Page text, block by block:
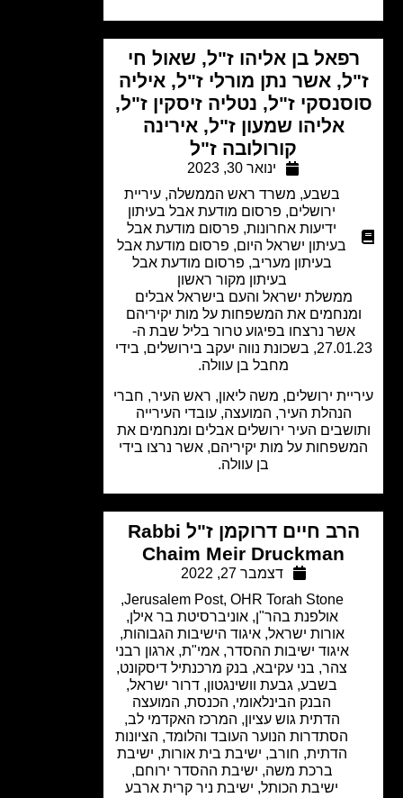
בן אליהו ז"ל, שאול חי
אשר נתן מורלי ז"ל, איליה
ז"ל, נטליה זיסקין ז"ל,
אליהו שמעון ז"ל, אירינה
קורולובה ז"ל
ינואר 30, 2023
משרד ראש הממשלה,עיריית
,פרסום מודעת אבל בעיתון
ידיעות אחרונות,פרסום מודעת אבל
בעיתון ישראל היום,פרסום מודעת אבל
בעיתון מעריב, פרסום מודעת אבל
בעיתון מקור ראשון
ממשלת ישראל והעם בישראל אבלים
את המשפחות על מות יקיריהם
אשר נרצחו בפיגוע טרור בליל שבת ה-
27.01.23, בשכונת נווה יעקב בירושלים, בידי
מחבל בן עוולה.
ירושלים, משה ליאון, ראש העיר, חברי
הנהלת העיר, המועצה, עובדי העירייה
העיר ירושלים אבלים ומנחמים את
על מות יקיריהם, אשר נרצו בידי
בן עוולה.
הרב חיים דרוקמן ז"ל Rabbi
Chaim Meir Druckman
דצמבר 27, 2022
Jerusalem Post,OHR Torah Stone
אולפנת בהר"ן,אוניברסיטת בר אילן ,
אורות ישראל, איגוד הישיבות הגבוהות,
איגוד ישיבות ההסדר ,אמי"ת, ארגון רבני
בני עקיבא, בנק מרכנתיל דיסקונט,
גבעת וושינגטון,דרור ישראל,
הבנק הבינלאומי,הכנסת,המועצה
הדתית גוש עציון,המרכז האקדמי לב,
הסתדרות הנוער העובד והלומד,הציונות
,חורב,ישיבת בית אורות,ישיבת
ברכת משה,ישיבת ההסדר ירוחם,
ישיבת הכותל, ישיבת ניר קרית ארבע